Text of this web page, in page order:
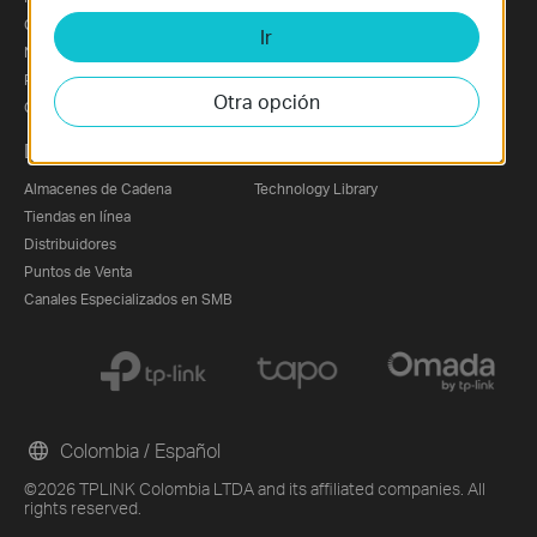
Contáctanos
Nuestro Compromiso con la Seguridad
Privacy Policy
Cookie Policy
Dónde Comprar
Almacenes de Cadena
Tiendas en línea
Distribuidores
Puntos de Venta
Canales Especializados en SMB
Technology Library
©2026 TPLINK Colombia LTDA and its affiliated companies. All
rights reserved.
Colombia / Español
Ir
Otra opción